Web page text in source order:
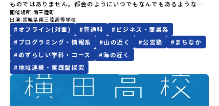
ム主催：一般財団法人地域・教育魅力化プラットフォーム＞「意志
ある若者にあふれる持続可能な地域・社会をつくる」というビジョ
ンを掲げ、2017年3月に島根県に設立した教育事業団体です。日本
全国約200の高校と連携しながら、中学卒業後に地域の枠を越えて生
徒一人ひとりの夢や価値観に合った地域・学校で1〜3年間過ごすこ
とができるシステム「地域みらい留学」をはじめとした、教育事業
や地域活性モデルをつくり続けています。名 称：一般財団法人地
域・教育魅力化プラットフォーム設 立：2017年3月代表者：岩本
悠所在地：〒690-0842 島根県松江市東本町二丁目25-6 みらい
BASE2階 その他所在地公式HP：http://c-platform.or.jp/お問い
合わせ先担当：小川・小原E-mail：info@miratabi.jp「おためし
ださい。・キャンセルポリシーやむを得ない参加お取り消しの場
合、以下のルールに沿って対応させていただきます。ご了承くださ
い。プログラム開催日の前日＜8月2日＞から、【キャンセルのご連
絡日：お支払いいただく旅行代金】・21日目にあたる日以前：無
料・20日目-8日目：20％・7日目-2日目：30％・プログラム開始日
の前日：40％・プログラム開始日当日：50％・ご連絡無しでの不参
加またはプログラム開始後の解除：100％・催行中止について天候な
どの状況等によって開催を見合わせる可能性があります。その場合
は原則、開催日1週間前までにご連絡いたします。又、最少催行人数
に達しなかった場合は、開催日3週間前までに催行中止の旨をメール
にてご連絡いたします。・よくあるご質問その他、よくあるご質問
内容を詳しく知りたい方や、お申し込みを迷われている方向けに
Zoomでのオンライン配信を行います。知りたい情報のレベルに合
わせて、以下の2つのステップをご活用ください。【STEP 1】全体
オンライン説明会（アーカイブ動画を公開中！）〜まずは「おため
し地域留学」を知りたい方へ〜日本全国20以上の地域から選んで参
加できる「おためし地域留学」の全体像や魅力について、説明会を
開催しました。中学生一人での参加にあたり、保護者様が特に気に
なる「安全面」や「事務局のサポート体制」についても詳しく解説
しています。ぜひ、ご自宅からお気軽にご視聴ください。🎬 [アーカ
イブ動画を視聴する]YouTube：
https://youtu.be/Yt8nd04aNgA?si=e5erbspvwz5O8_uF
目の振り返り会」＜2日目＞（AM）「 ポー川史跡公園散策または渓
流釣り体験」 -1万年前の縄文文化に触れる -渓流釣りで自然を満
喫（PM）「地引網体験」 -地元の方との交流「自由時間：海の公
園で高校生とあそぶ！かたる！」 -高校生との交流「みんなで
BBQ・花火大会」 -さらにまちの人たちと交流＜3日目＞（AM）
「3日間の振り返りワーク」 -みんなで振り返り対話（PM） 13：
00 解散 (中標津空港 13：30頃到着)※14：50 中標津空港発 (羽田
空港16：45着)便を利用する想定※天候の状況や参加人数によってプ
ログラムを変更する場合がございます。参加概要【開催場所】北海
道標津町【実施日程】8月4日（火）〜 8月6日（木）※参加が確定し
た方には7月10日(金) 18：30～20：00に「参加者向け事前オンラ
ものではありません。都会のようにいつでもなんでもあるような便
利さではないし、冬の寒さは少し厳しいかもしれません。何かにチ
ャレンジしようと思えば、壁にぶつかることだってあるはずです。
正直に言えば、ここは至れり尽くせりの環境ではありません。学校
のなかでも、学びのフィールドとなる南三陸町でも、日々試行錯誤
が続いています。それでも、私たちは知っています。この「ままなら
なさ」と向き合った時間が、人をいちばん強くすることを。 ここで
はあなたを、一人の新たな町民として迎えます。 お客様ではなく、
この町の未来を一緒につくり、魅力的にしていく仲間として、君を
待っています。▼週末体験入学でお伝えすること(昨年度の例)・留学
生活の拠点となる南三陸高校で授業体験・留学生の先輩たちととも
開催場所 南三陸町
出演 宮城県南三陸高等学校
#オフライン(対面) #普通科 # ビジネス・商業系
# プログラミング・情報系 #山の近く #公営塾 # まちなか
#めずらしい学科・コース #海の近く
#地域連携・実践型探究